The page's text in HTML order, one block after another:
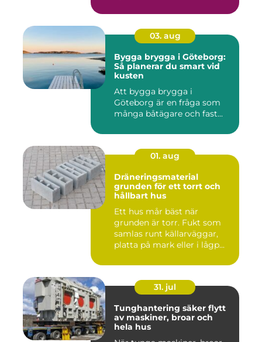
03. aug
Bygga brygga i Göteborg:
Så planerar du smart vid
kusten
Att bygga brygga i
Göteborg är en fråga som
många båtägare och fast...
01. aug
Dräneringsmaterial
grunden för ett torrt och
hållbart hus
Ett hus mår bäst när
grunden är torr. Fukt som
samlas runt källarväggar,
platta på mark eller i lågp...
31. jul
Tunghantering säker flytt
av maskiner, broar och
hela hus